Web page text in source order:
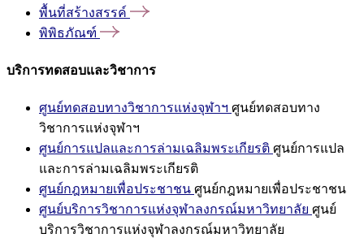
พื้นที่สร้างสรรค์
พิพิธภัณฑ์
บริการทดสอบและวิชาการ
ศูนย์ทดสอบทางวิชาการแห่งจุฬาฯ ศูนย์ทดสอบทาง
วิชาการแห่งจุฬาฯ
ศูนย์การแปลและการล่ามเฉลิมพระเกียรติ ศูนย์การแปล
และการล่ามเฉลิมพระเกียรติ
ศูนย์กฎหมายเพื่อประชาชน ศูนย์กฎหมายเพื่อประชาชน
ศูนย์บริการวิชาการแห่งจุฬาลงกรณ์มหาวิทยาลัย ศูนย์
บริการวิชาการแห่งจุฬาลงกรณ์มหาวิทยาลัย